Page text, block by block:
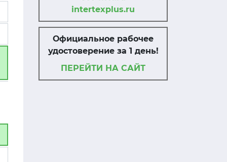
intertexplus.ru
Официальное рабочее
удостоверение за 1 день!
ПЕРЕЙТИ НА САЙТ